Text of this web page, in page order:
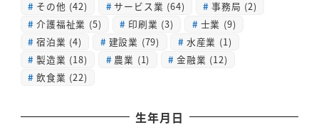
その他 (42) サービス業 (64) 事務局 (2)
介護福祉業 (5) 印刷業 (3) 士業 (9)
宿泊業 (4) 建設業 (79) 水産業 (1)
製造業 (18) 農業 (1) 金融業 (12)
飲食業 (22)
生年月日